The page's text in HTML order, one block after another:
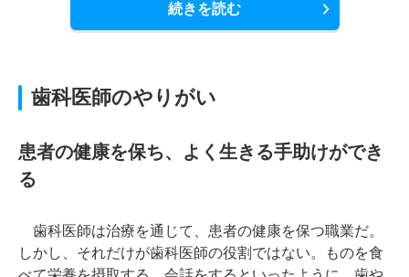
続きを読む
歯科医師のやりがい
患者の健康を保ち、よく生きる手助けができ
る
歯科医師は治療を通じて、患者の健康を保つ職業だ。
しかし、それだけが歯科医師の役割ではない。ものを食